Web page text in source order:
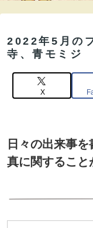
2022年5月の
寺、青モミジ
X
日々の出来事
真に関すること